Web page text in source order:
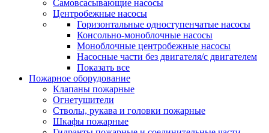
Самовсасывающие насосы
Центробежные насосы
Горизонтальные одноступенчатые насосы
Консольно-моноблочные насосы
Моноблочные центробежные насосы
Насосные части без двигателя/с двигателем
Показать все
Пожарное оборудование
Клапаны пожарные
Огнетушители
Стволы, рукава и головки пожарные
Шкафы пожарные